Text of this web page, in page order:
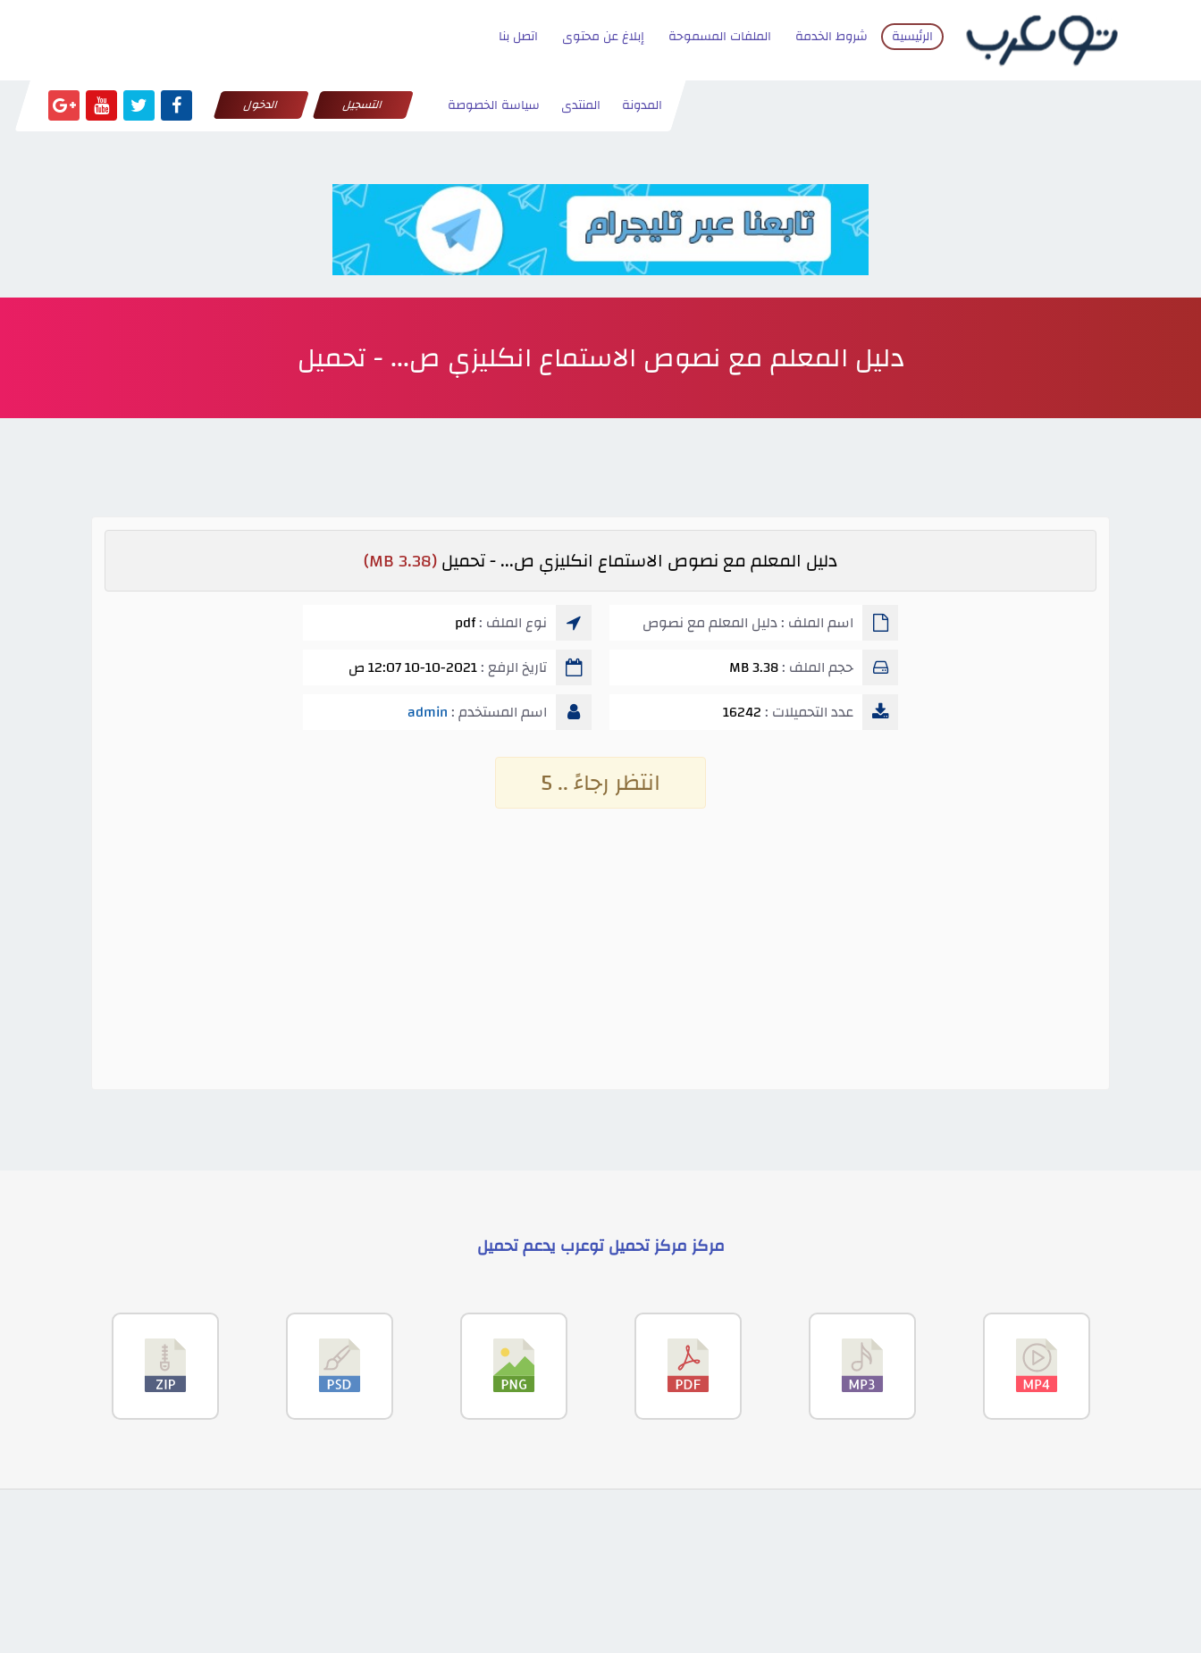
الرئيسية شروط الخدمة الملفات المسموحة إبلاغ عن محتوى اتصل بنا
المدونة المنتدى سياسة الخصوصة التسجيل الدخول
دليل المعلم مع نصوص الاستماع انكليزي ص... - تحميل
دليل المعلم مع نصوص الاستماع انكليزي ص... - تحميل(3.38 MB)
اسم الملف : دليل المعلم مع نصوص
الاستماع انكليزي ص...
نوع الملف :pdf
حجم الملف :3.38 MB تاريخ الرفع :10-10-2021 12:07 ص
عدد التحميلات : 16242 اسم المستخدم : admin
انتظر رجاءً .. 5
مركزمركز تحميل توعرب يدعمتحميل